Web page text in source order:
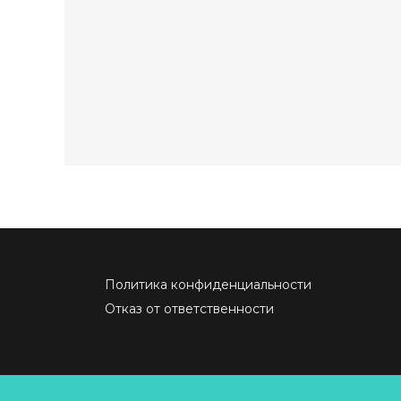
Политика конфиденциальности
Отказ от ответственности